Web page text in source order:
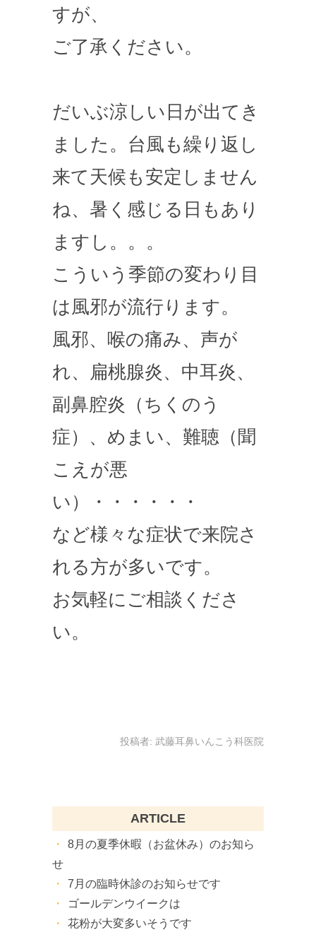
すが、
ご了承ください。
だいぶ涼しい日が出てき
ました。台風も繰り返し
来て天候も安定しません
ね、暑く感じる日もあり
ますし。。。
こういう季節の変わり目
は風邪が流行ります。
風邪、喉の痛み、声が
れ、扁桃腺炎、中耳炎、
副鼻腔炎（ちくのう
症）、めまい、難聴（聞
こえが悪
い）・・・・・・
など様々な症状で来院さ
れる方が多いです。
お気軽にご相談くださ
い。
投稿者: 武藤耳鼻いんこう科医院
ARTICLE
8月の夏季休暇（お盆休み）のお知ら
せ
7月の臨時休診のお知らせです
ゴールデンウイークは
花粉が大変多いそうです